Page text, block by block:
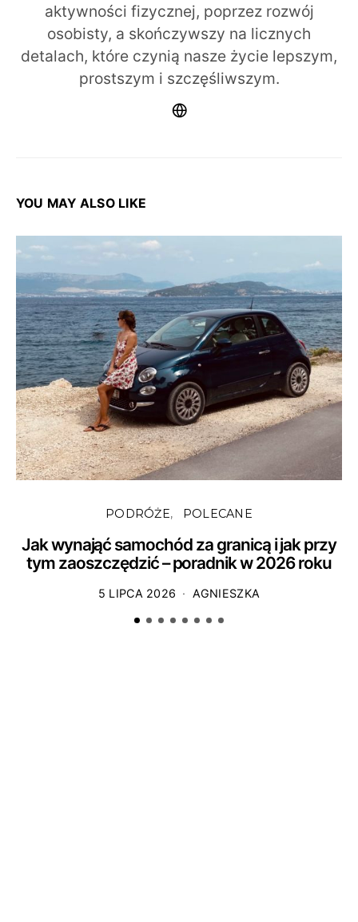
aktywności fizycznej, poprzez rozwój
osobisty, a skończywszy na licznych
detalach, które czynią nasze życie lepszym,
prostszym i szczęśliwszym.
YOU MAY ALSO LIKE
PODRÓŻE POLECANE
Jak wynająć samochód za granicą i jak przy
tym zaoszczędzić – poradnik w 2026 roku
5 LIPCA 2026 AGNIESZKA